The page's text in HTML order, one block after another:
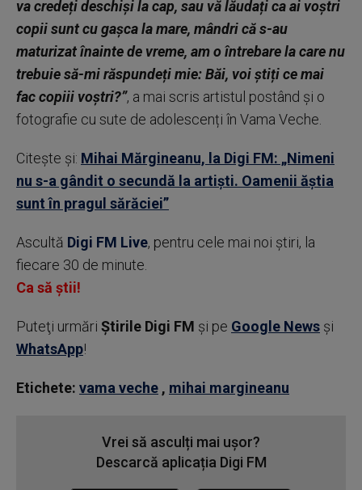
va credeți deschiși la cap, sau vă lăudați ca ai voștri
copii sunt cu gașca la mare, mândri că s-au
maturizat înainte de vreme, am o întrebare la care nu
trebuie să-mi răspundeți mie: Băi, voi știți ce mai
fac copiii voștri?”, a mai scris artistul postând și o
fotografie cu sute de adolescenți în Vama Veche.
Citește și: Mihai Mărgineanu, la Digi FM: „Nimeni
nu s-a gândit o secundă la artiști. Oamenii ăștia
sunt în pragul sărăciei”
Ascultă Digi FM Live, pentru cele mai noi știri, la
fiecare 30 de minute.
Ca să știi!
Puteţi urmări Știrile Digi FM şi pe Google News şi
WhatsApp!
Etichete: vama veche , mihai margineanu
Vrei să asculți mai ușor?
Descarcă aplicația Digi FM